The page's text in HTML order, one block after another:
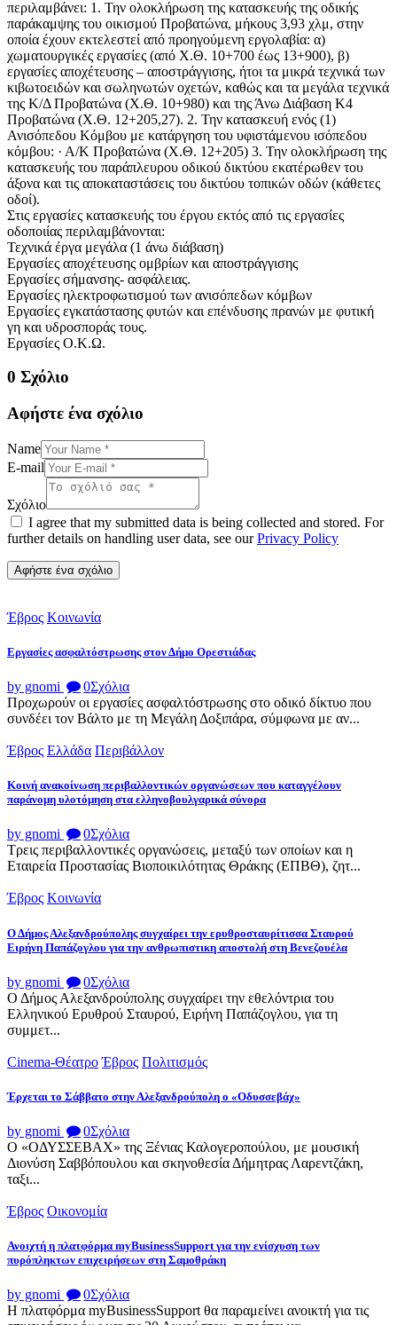
περιλαμβάνει: 1. Την ολοκλήρωση της κατασκευής της οδικής
παράκαμψης του οικισμού Προβατώνα, μήκους 3,93 χλμ, στην
οποία έχουν εκτελεστεί από προηγούμενη εργολαβία: α)
χωματουργικές εργασίες (από Χ.Θ. 10+700 έως 13+900), β)
εργασίες αποχέτευσης – αποστράγγισης, ήτοι τα μικρά τεχνικά των
κιβωτοειδών και σωληνωτών οχετών, καθώς και τα μεγάλα τεχνικά
της Κ/Δ Προβατώνα (Χ.Θ. 10+980) και της Άνω Διάβαση Κ4
Προβατώνα (Χ.Θ. 12+205,27). 2. Την κατασκευή ενός (1)
Ανισόπεδου Κόμβου με κατάργηση του υφιστάμενου ισόπεδου
κόμβου: · Α/Κ Προβατώνα (Χ.Θ. 12+205) 3. Την ολοκλήρωση της
κατασκευής του παράπλευρου οδικού δικτύου εκατέρωθεν του
άξονα και τις αποκαταστάσεις του δικτύου τοπικών οδών (κάθετες
οδοί).
Στις εργασίες κατασκευής του έργου εκτός από τις εργασίες
οδοποιίας περιλαμβάνονται:
Τεχνικά έργα μεγάλα (1 άνω διάβαση)
Εργασίες αποχέτευσης ομβρίων και αποστράγγισης
Εργασίες σήμανσης- ασφάλειας.
Εργασίες ηλεκτροφωτισμού των ανισόπεδων κόμβων
Εργασίες εγκατάστασης φυτών και επένδυσης πρανών με φυτική
γη και υδροσποράς τους.
Εργασίες Ο.Κ.Ω.
0 Σχόλιο
Αφήστε ένα σχόλιο
Name
E-mail
Σχόλιο
I agree that my submitted data is being collected and stored. For
further details on handling user data, see ourPrivacy Policy
Έβρος Κοινωνία
Εργασίες ασφαλτόστρωσης στον Δήμο Ορεστιάδας
by gnomi 0Σχόλια
Προχωρούν οι εργασίες ασφαλτόστρωσης στο οδικό δίκτυο που
συνδέει τον Βάλτο με τη Μεγάλη Δοξιπάρα, σύμφωνα με αν...
Έβρος Ελλάδα Περιβάλλον
Κοινή ανακοίνωση περιβαλλοντικών οργανώσεων που καταγγέλουν
παράνομη υλοτόμηση στα ελληνοβουλγαρικά σύνορα
by gnomi 0Σχόλια
Τρεις περιβαλλοντικές οργανώσεις, μεταξύ των οποίων και η
Εταιρεία Προστασίας Βιοποικιλότητας Θράκης (ΕΠΒΘ), ζητ...
Έβρος Κοινωνία
Ο Δήμος Αλεξανδρούπολης συγχαίρει την ερυθροσταυρίτισσα Σταυρού
Ειρήνη Παπάζογλου για την ανθρωπιστικη αποστολή στη Βενεζουέλα
by gnomi 0Σχόλια
Ο Δήμος Αλεξανδρούπολης συγχαίρει την εθελόντρια του
Ελληνικού Ερυθρού Σταυρού, Ειρήνη Παπάζογλου, για τη
συμμετ...
Cinema-Θέατρο Έβρος Πολιτισμός
Έρχεται το Σάββατο στην Αλεξανδρούπολη ο «Οδυσσεβάχ»
by gnomi 0Σχόλια
Ο «ΟΔΥΣΣΕΒΑΧ» της Ξένιας Καλογεροπούλου, με μουσική
Διονύση Σαββόπουλου και σκηνοθεσία Δήμητρας Λαρεντζάκη,
ταξι...
Έβρος Οικονομία
Ανοιχτή η πλατφόρμα myBusinessSupport για την ενίσχυση των
πυρόπληκτων επιχειρήσεων στη Σαμοθράκη
by gnomi 0Σχόλια
Η πλατφόρμα myBusinessSupport θα παραμείνει ανοικτή για τις